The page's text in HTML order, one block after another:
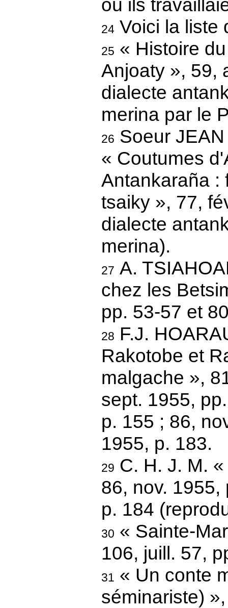
où ils
24Voici la liste
25 « Histoire
Anjoaty », 59,
dialecte
merina par le
26 Soeur
« Coutumes
Antankaraña :
tsaiky », 77,
dialecte
merina).
27 A.
chez les
pp. 53-57 et
28 F.J.
Rakotobe et
malgache »,
sept. 1955,
p. 155 ; 86,
1955, p. 183.
29 C. H. J. M.
86, nov.
p. 184
30 « Sainte-
106, juill. 57,
31 « Un conte
séminariste)